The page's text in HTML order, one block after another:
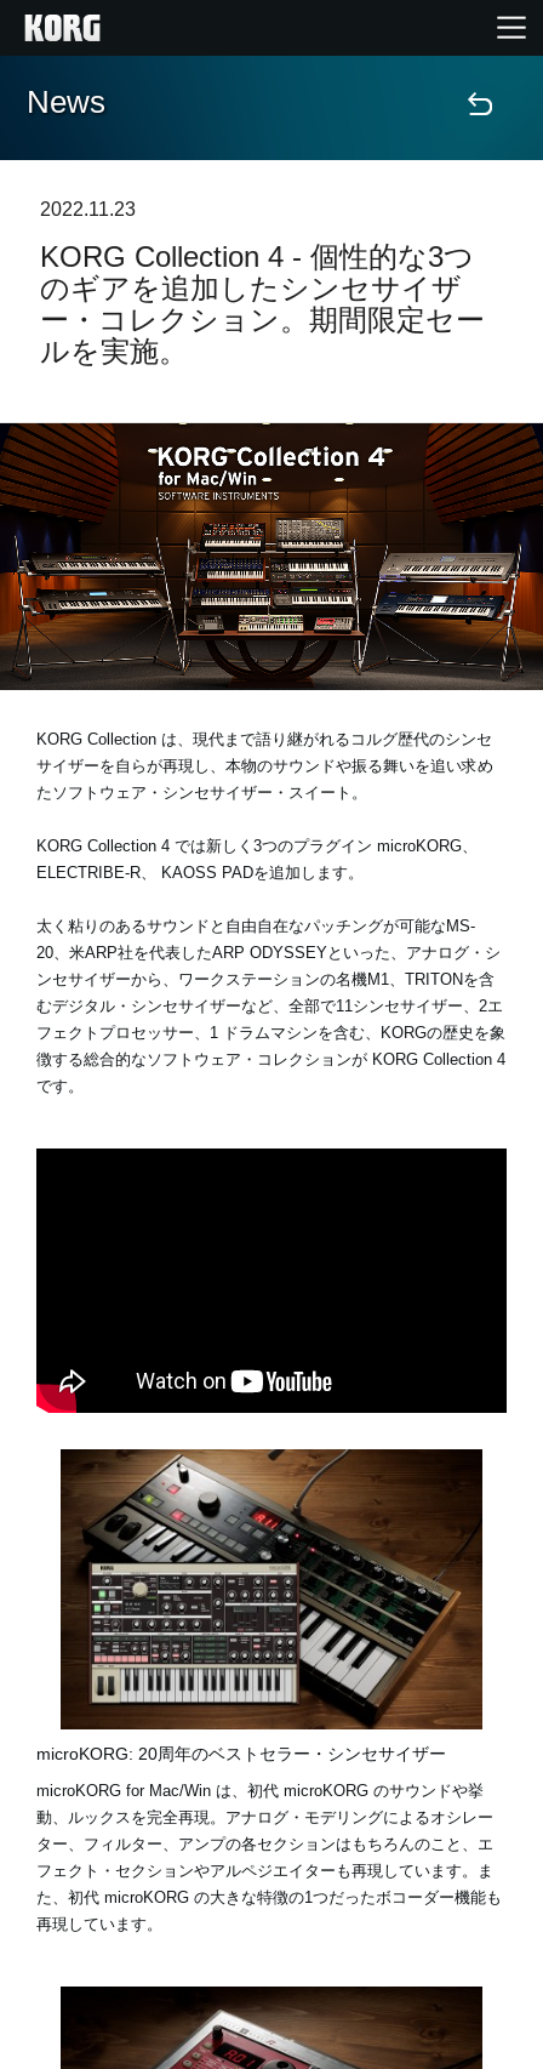
Home
Import Products
Features
Support
Store Locator
News
Location
News
2022.11.23
KORG Collection 4 - 個性的な3つ
のギアを追加したシンセサイザ
ー・コレクション。期間限定セー
ルを実施。
KORG Collection は、現代まで語り継がれるコルグ歴代のシンセ
サイザーを自らが再現し、本物のサウンドや振る舞いを追い求め
たソフトウェア・シンセサイザー・スイート。
KORG Collection 4 では新しく3つのプラグイン microKORG
ELECTRIBE-R
KAOSS PADを追加します。
太く粘りのあるサウンドと自由自在なパッチングが可能なMS-
20、米ARP社を代表したARP ODYSSEYといった、アナログ・シ
ンセサイザーから、ワークステーションの名機M1、TRITONを含
むデジタル・シンセサイザーなど、全部で11シンセサイザー、2エ
フェクトプロセッサー、1 ドラムマシンを含む、KORGの歴史を象
徴する総合的なソフトウェア・コレクションが KORG Collection 4
です。
microKORG: 20周年のベストセラー・シンセサイザー
microKORG for Mac/Win は、初代 microKORG のサウンドや挙
動、ルックスを完全再現。アナログ・モデリングによるオシレー
ター、フィルター、アンプの各セクションはもちろんのこと、エ
フェクト・セクションやアルペジエイターも再現しています。ま
た、初代 microKORG の大きな特徴の1つだったボコーダー機能も
再現しています。